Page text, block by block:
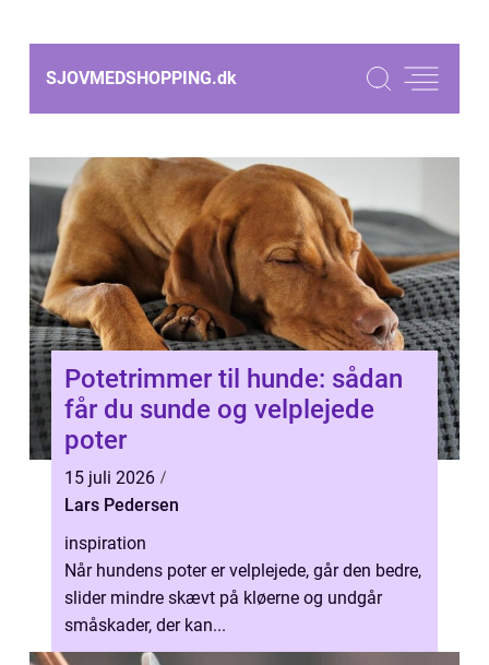
SJOVMEDSHOPPING.dk
Potetrimmer til hunde: sådan
får du sunde og velplejede
poter
15 juli 2026
Lars Pedersen
inspiration
Når hundens poter er velplejede, går den bedre,
slider mindre skævt på kløerne og undgår
småskader, der kan...